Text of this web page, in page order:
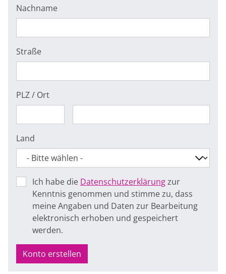
Nachname
Straße
PLZ / Ort
Land
Ich habe die Datenschutzerklärungzur
Kenntnis genommen und stimme zu, dass
meine Angaben und Daten zur Bearbeitung
elektronisch erhoben und gespeichert
werden.
Konto erstellen